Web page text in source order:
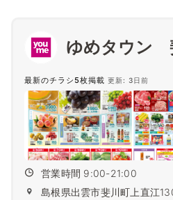
ゆめタウン
最新のチラシ5枚掲載 更新: 3日前
営業時間 9:00-21:00
島根県出雲市斐川町上直江